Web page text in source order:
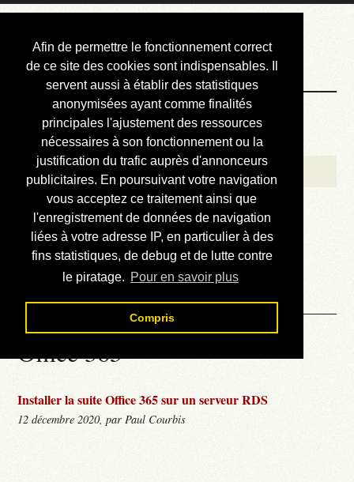
Afin de permettre le fonctionnement correct
de ce site des cookies sont indispensables. Il
servent aussi à établir des statistiques
anonymisées ayant comme finalités
principales l'ajustement des ressources
nécessaires à son fonctionnement ou la
justification du trafic auprès d'annonceurs
publicitaires. En poursuivant votre navigation
vous acceptez ce traitement ainsi que
l'enregistrement de données de navigation
liées à votre adresse IP, en particulier à des
fins statistiques, de debug et de lutte contre
le piratage. Pour en savoir plus
Compris
Courbis, « LE »
Blog Officiel
Bienvenue
Réalisations
Divers (et d’été)
Annonces
Liens externes
Téléchargement
Contact
Office 365
Installer la suite Office 365 sur un serveur RDS
12 décembre 2020, par Paul Courbis